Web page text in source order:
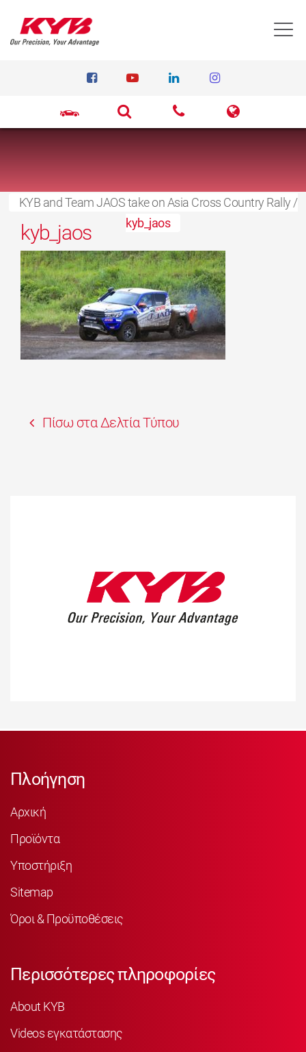
KYB and Team JAOS take on Asia Cross Country Rally /
kyb_jaos
15 Σεπτεμβρίου 2021
kyb_jaos
Πίσω στα Δελτία Τύπου
Πλοήγηση
Αρχική
Προϊόντα
Υποστήριξη
Sitemap
Όροι & Προϋποθέσεις
Περισσότερες πληροφορίες
About KYB
Videos εγκατάστασης